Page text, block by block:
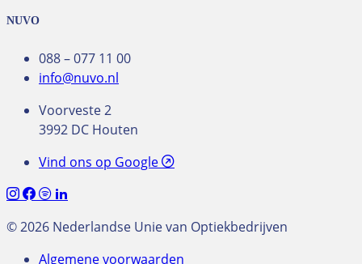
NUVO
088 – 077 11 00
info@nuvo.nl
Voorveste 2
3992 DC Houten
Vind ons op Google
© 2026 Nederlandse Unie van Optiekbedrijven
Algemene voorwaarden